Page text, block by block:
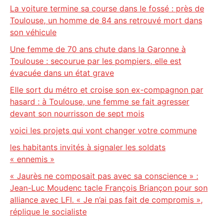
La voiture termine sa course dans le fossé : près de
Toulouse, un homme de 84 ans retrouvé mort dans
son véhicule
Une femme de 70 ans chute dans la Garonne à
Toulouse : secourue par les pompiers, elle est
évacuée dans un état grave
Elle sort du métro et croise son ex-compagnon par
hasard : à Toulouse, une femme se fait agresser
devant son nourrisson de sept mois
voici les projets qui vont changer votre commune
les habitants invités à signaler les soldats
« ennemis »
« Jaurès ne composait pas avec sa conscience » :
Jean-Luc Moudenc tacle François Briançon pour son
alliance avec LFI. « Je n’ai pas fait de compromis »,
réplique le socialiste